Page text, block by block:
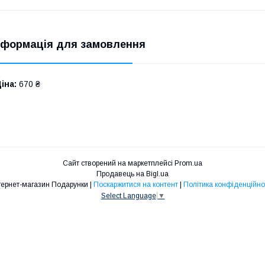
для замовлення
670 ₴
Сайт створений на маркетплейсі Prom.ua
Продавець на Bigl.ua
Інтернет-магазин Подарунки | Поскаржитися на контент | Політика
Select Language ▼